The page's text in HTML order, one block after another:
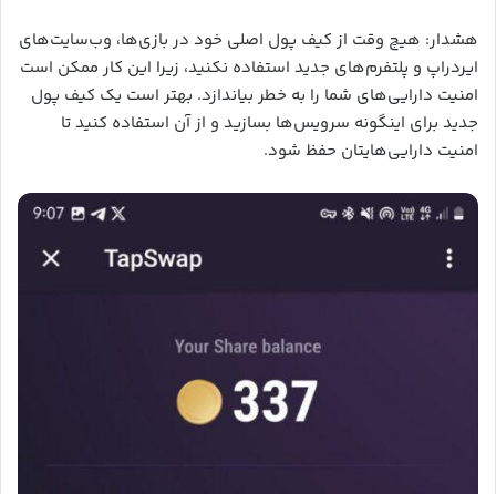
هشدار: هیچ وقت از کیف پول اصلی خود در بازی‌ها، وب‌سایت‌های
ایردراپ و پلتفرم‌های جدید استفاده نکنید، زیرا این کار ممکن است
امنیت دارایی‌های شما را به خطر بیاندازد. بهتر است یک کیف پول
جدید برای اینگونه سرویس‌ها بسازید و از آن استفاده کنید تا
امنیت دارایی‌هایتان حفظ شود.